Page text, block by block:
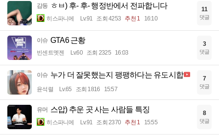
감동 ㅎㅂ) 후- 후- 행정반에서 전파합니다
히스파니에 Lv.91 조회 4253 추천 1 16:10
11
댓글
이슈 GTA6 근황
빈센트멧젠 Lv.60 조회 2325 16:03
3
댓글
이슈 누가 더 잘못했는지 팽팽하다는 유도시합
윤석렬 Lv.65 조회 1816 15:57
7
댓글
유머 스압) 추운 곳 사는 사람들 특징
히스파니에 Lv.91 조회 2370 추천 1 15:55
8
댓글